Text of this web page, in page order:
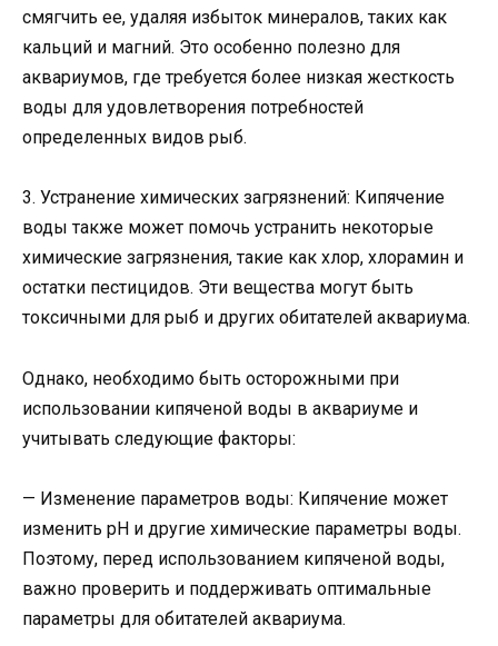
смягчить ее, удаляя избыток минералов, таких как
кальций и магний. Это особенно полезно для
аквариумов, где требуется более низкая жесткость
воды для удовлетворения потребностей
определенных видов рыб.
3. Устранение химических загрязнений: Кипячение
воды также может помочь устранить некоторые
химические загрязнения, такие как хлор, хлорамин и
остатки пестицидов. Эти вещества могут быть
токсичными для рыб и других обитателей аквариума.
Однако, необходимо быть осторожными при
использовании кипяченой воды в аквариуме и
учитывать следующие факторы:
— Изменение параметров воды: Кипячение может
изменить pH и другие химические параметры воды.
Поэтому, перед использованием кипяченой воды,
важно проверить и поддерживать оптимальные
параметры для обитателей аквариума.